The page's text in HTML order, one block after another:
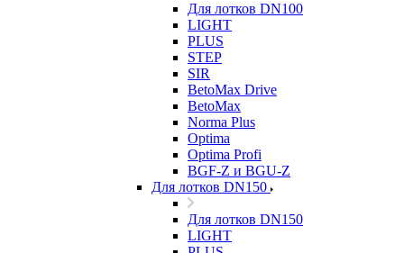
Для лотков DN100
LIGHT
PLUS
STEP
SIR
BetoMax Drive
BetoMax
Norma Plus
Optima
Optima Profi
BGF-Z и BGU-Z
Для лотков DN150
Для лотков DN150
LIGHT